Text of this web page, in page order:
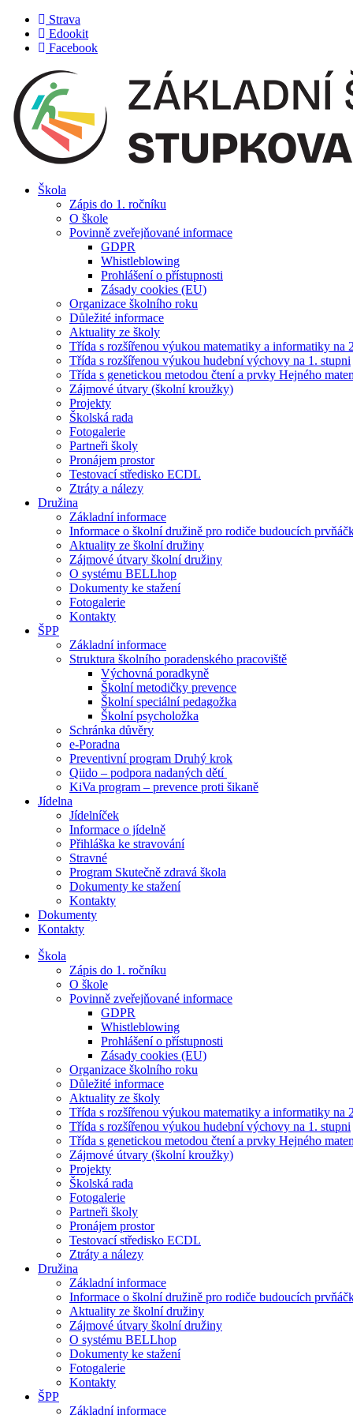
Přejít
obsahu
Strava
Edookit
Facebook
Škola
Zápis do 1. ročníku
O škole
Povinně zveřejňované informace
GDPR
Whistleblowing
Prohlášení o přístupnosti
Zásady cookies (EU)
Organizace školního roku
Důležité informace
Aktuality ze školy
Třída s rozšířenou výukou matematiky a informatiky na
Třída s rozšířenou výukou hudební výchovy na 1. stupni
Třída s genetickou metodou čtení a prvky Hejného
Zájmové útvary (školní kroužky)
Projekty
Školská rada
Fotogalerie
Partneři školy
Pronájem prostor
Testovací středisko ECDL
Ztráty a nálezy
Družina
Základní informace
Informace o školní družině pro rodiče budoucích
Aktuality ze školní družiny
Zájmové útvary školní družiny
O systému BELLhop
Dokumenty ke stažení
Fotogalerie
Kontakty
ŠPP
Základní informace
Struktura školního poradenského pracoviště
Výchovná poradkyně
Školní metodičky prevence
Školní speciální pedagožka
Školní psycholožka
Schránka důvěry
e-Poradna
Preventivní program Druhý krok
Qiido – podpora nadaných dětí
KiVa program – prevence proti šikaně
Jídelna
Jídelníček
Informace o jídelně
Přihláška ke stravování
Stravné
Program Skutečně zdravá škola
Dokumenty ke stažení
Kontakty
Dokumenty
Kontakty
Škola
Zápis do 1. ročníku
O škole
Povinně zveřejňované informace
GDPR
Whistleblowing
Prohlášení o přístupnosti
Zásady cookies (EU)
Organizace školního roku
Důležité informace
Aktuality ze školy
Třída s rozšířenou výukou matematiky a informatiky na
Třída s rozšířenou výukou hudební výchovy na 1. stupni
Třída s genetickou metodou čtení a prvky Hejného
Zájmové útvary (školní kroužky)
Projekty
Školská rada
Fotogalerie
Partneři školy
Pronájem prostor
Testovací středisko ECDL
Ztráty a nálezy
Družina
Základní informace
Informace o školní družině pro rodiče budoucích
Aktuality ze školní družiny
Zájmové útvary školní družiny
O systému BELLhop
Dokumenty ke stažení
Fotogalerie
Kontakty
ŠPP
Základní informace